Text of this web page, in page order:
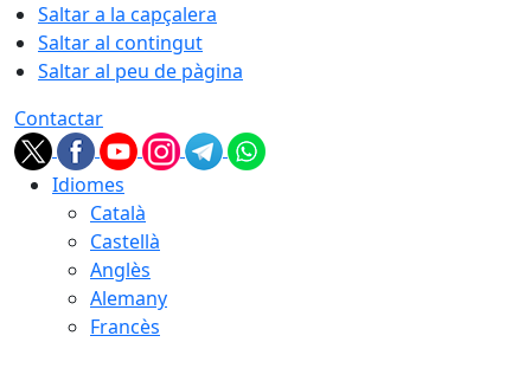
Saltar a la capçalera
Saltar al contingut
Saltar al peu de pàgina
Contactar
Idiomes
Català
Castellà
Anglès
Alemany
Francès